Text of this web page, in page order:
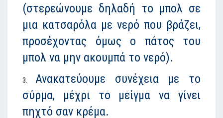
(στερεώνουμε δηλαδή το μπολ σε
μια κατσαρόλα με νερό που βράζει,
προσέχοντας όμως ο πάτος του
μπολ να μην ακουμπά το νερό).
Ανακατεύουμε συνέχεια με το
σύρμα, μέχρι το μείγμα να γίνει
πηχτό σαν κρέμα.